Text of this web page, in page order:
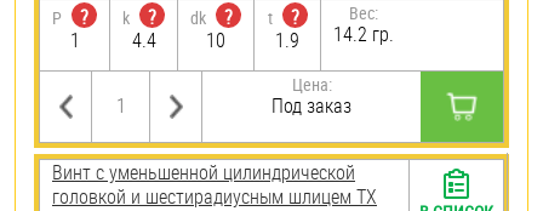
P
?
1
k
?
4.4
dk
?
10
t
?
1.9
Вес:
14.2 гр.
Цена:
Под заказ
Винт с уменьшенной цилиндрической
головкой и шестирадиусным шлицем TX